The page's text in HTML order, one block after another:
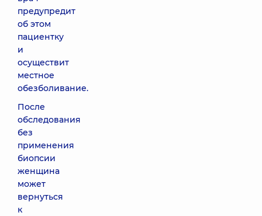
предупредит
об этом
пациентку
и
осуществит
местное
обезболивание.
После
обследования
без
применения
биопсии
женщина
может
вернуться
к